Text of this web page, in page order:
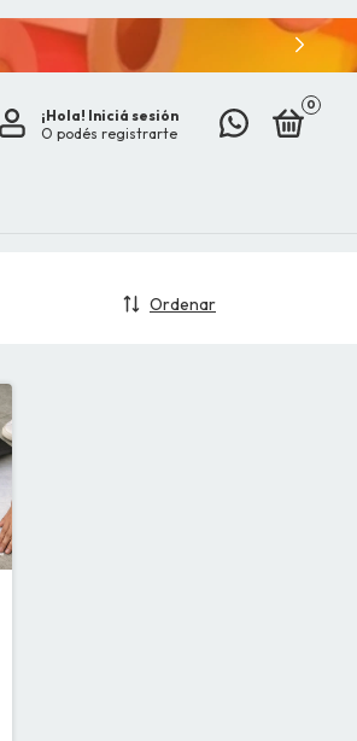
¡Hola! Iniciá sesión
O podés registrarte
0
Ordenar